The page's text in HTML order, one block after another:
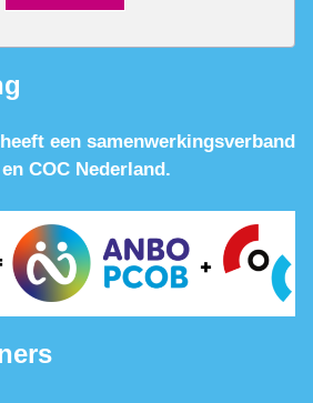
een samenwerkingsverband
COC Nederland.